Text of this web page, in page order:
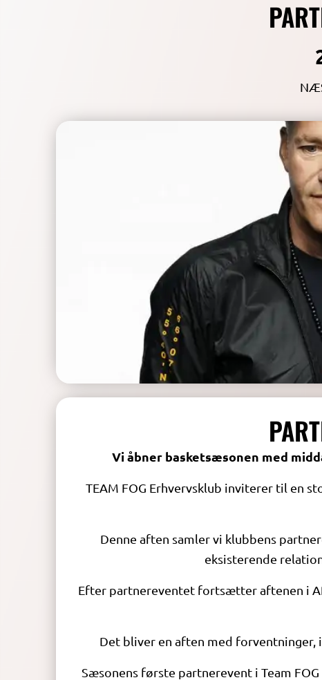
Vi åbner basketsæsonen med
TEAM FOG Erhvervsklub inviterer til en
Denne aften samler vi klubbens
eksisterende
Efter partnereventet fortsætter aftenen i
Det bliver en aften med forventninger,
Sæsonens første partnerevent i Team